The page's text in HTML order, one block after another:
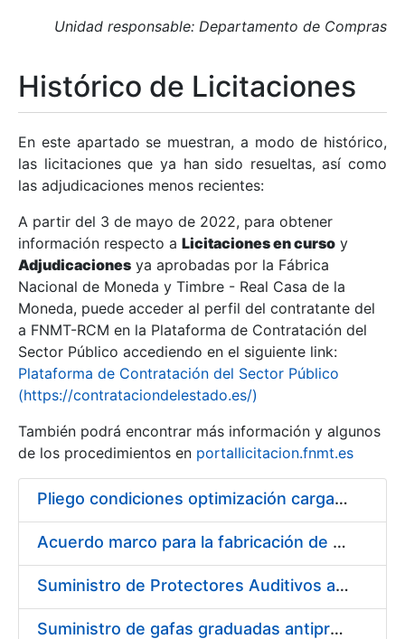
Mostrar/Ocultar
Mostrar/Ocultar
Mostrar/Ocultar
Unidad responsable: Departamento de Compras
Histórico de Licitaciones
En este apartado se muestran, a modo de histórico,
las licitaciones que ya han sido resueltas, así como
las adjudicaciones menos recientes:
A partir del 3 de mayo de 2022, para obtener
información respecto a Licitaciones en curso y
Adjudicaciones ya aprobadas por la Fábrica
Nacional de Moneda y Timbre - Real Casa de la
Moneda, puede acceder al perfil del contratante del
a FNMT-RCM en la Plataforma de Contratación del
Sector Público accediendo en el siguiente link:
Plataforma de Contratación del Sector Público
(https://contrataciondelestado.es/)
También podrá encontrar más información y algunos
de los procedimientos en portallicitacion.fnmt.es
Pliego condiciones optimización cargas compras firmado
Acuerdo marco para la fabricación de piezas
Suministro de Protectores Auditivos a medida para las personas trabajadoras de los Centros de Trabajo de Madrid y Burgos
Suministro de gafas graduadas antiproyecciones para los trabajadores de la FNMT-RCM en los centros de trabajo de Madrid y Burgos